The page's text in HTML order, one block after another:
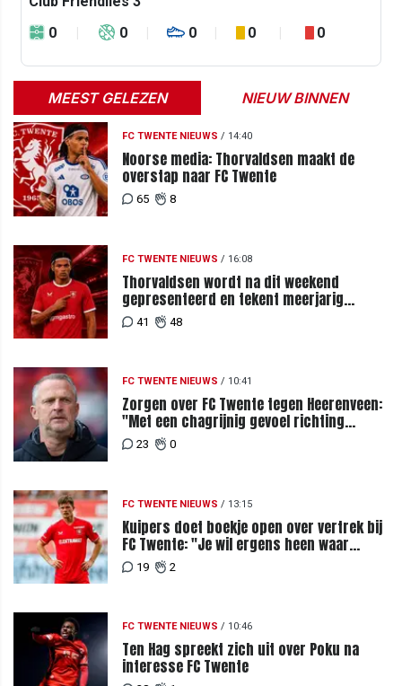
0
0 0 0 0
MEEST GELEZEN NIEUW BINNEN
FC TWENTE NIEUWS / 14:40
Noorse media: Thorvaldsen maakt de
overstap naar FC Twente
65 8
FC TWENTE NIEUWS / 16:08
Thorvaldsen wordt na dit weekend
gepresenteerd en tekent meerjarig
contract bij FC Twente
41 48
FC TWENTE NIEUWS / 10:41
Zorgen over FC Twente tegen Heerenveen:
"Met een chagrijnig gevoel richting
Slowakije"
23 0
FC TWENTE NIEUWS / 13:15
Kuipers doet boekje open over vertrek bij
FC Twente: "Je wil ergens heen waar
mensen je waarderen"
19 2
FC TWENTE NIEUWS / 10:46
Ten Hag spreekt zich uit over Poku na
interesse FC Twente